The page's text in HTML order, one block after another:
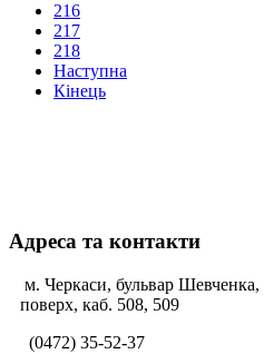
216
217
218
Наступна
Кінець
Адреса та контакти
м. Черкаси, бульвар
поверх, каб. 508, 509
(0472) 35-52-37